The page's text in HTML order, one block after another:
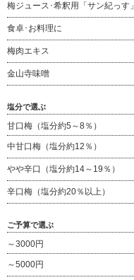
梅ジュース･希釈用「サン紀っす」
食卓･お料理に
梅肉エキス
金山寺味噌
塩分で選ぶ
甘口梅（塩分約5～8％）
中甘口梅（塩分約12％）
やや辛口（塩分約14～19％）
辛口梅（塩分約20％以上）
ご予算で選ぶ
～3000円
～5000円